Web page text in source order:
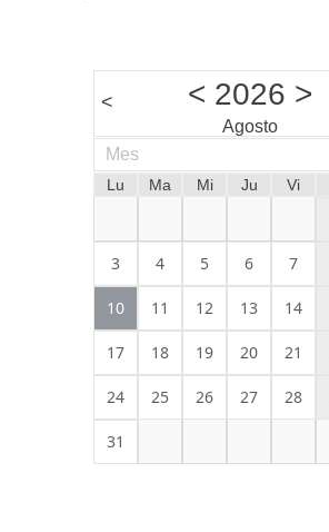
< < 2026 >
Agosto
Mes
Lu Ma Mi Ju Vi
3 4 5 6 7
10 11 12 13 14
17 18 19 20 21
24 25 26 27 28
31